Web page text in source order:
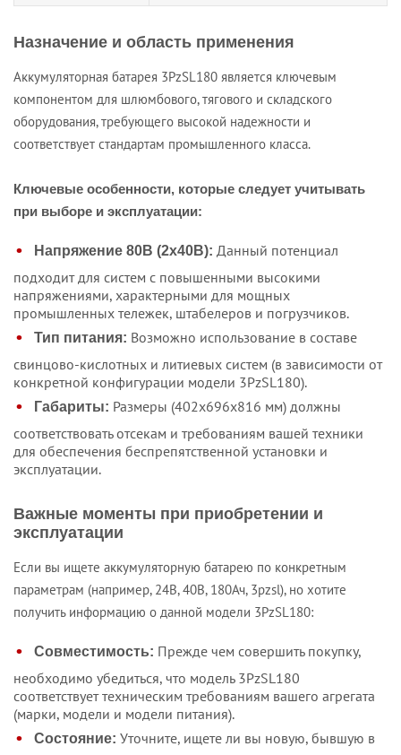
Назначение и область применения
Аккумуляторная батарея 3PzSL180 является ключевым
компонентом для шлюмбового, тягового и складского
оборудования, требующего высокой надежности и
соответствует стандартам промышленного класса.
Ключевые особенности, которые следует учитывать
при выборе и эксплуатации:
Напряжение 80В (2х40В): Данный потенциал
подходит для систем с повышенными высокими
напряжениями, характерными для мощных
промышленных тележек, штабелеров и погрузчиков.
Тип питания: Возможно использование в составе
свинцово-кислотных и литиевых систем (в зависимости от
конкретной конфигурации модели 3PzSL180).
Габариты: Размеры (402х696х816 мм) должны
соответствовать отсекам и требованиям вашей техники
для обеспечения беспрепятственной установки и
эксплуатации.
Важные моменты при приобретении и
эксплуатации
Если вы ищете аккумуляторную батарею по конкретным
параметрам (например, 24В, 40В, 180Ач, 3pzsl), но хотите
получить информацию о данной модели 3PzSL180:
Совместимость: Прежде чем совершить покупку,
необходимо убедиться, что модель 3PzSL180
соответствует техническим требованиям вашего агрегата
(марки, модели и модели питания).
Состояние: Уточните, ищете ли вы новую, бывшую в